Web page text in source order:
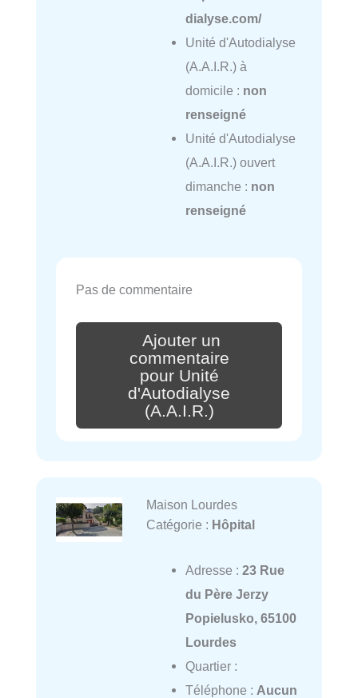
dialyse.com/
Unité d'Autodialyse
(A.A.I.R.) à
domicile : non
renseigné
Unité d'Autodialyse
(A.A.I.R.) ouvert
dimanche : non
renseigné
Pas de commentaire
Ajouter un
commentaire
pour Unité
d'Autodialyse
(A.A.I.R.)
Maison Lourdes
Catégorie : Hôpital
Adresse : 23 Rue
du Père Jerzy
Popielusko, 65100
Lourdes
Quartier :
Téléphone : Aucun